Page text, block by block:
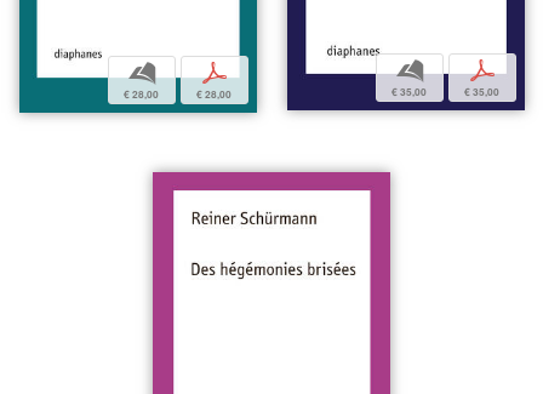
b
€ 28,00
p
€ 28,00
b
€ 35,00
p
€ 35,00